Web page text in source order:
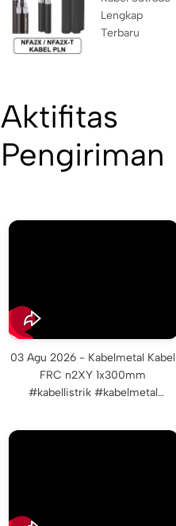
Lengkap
Terbaru
Aktifitas
Pengiriman
03 Agu 2026 - Kabelmetal Kabel
FRC n2XY 1x300mm
#kabellistrik #kabelmetal